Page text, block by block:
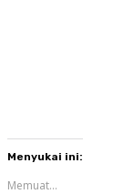
Menyukai ini:
Memuat...